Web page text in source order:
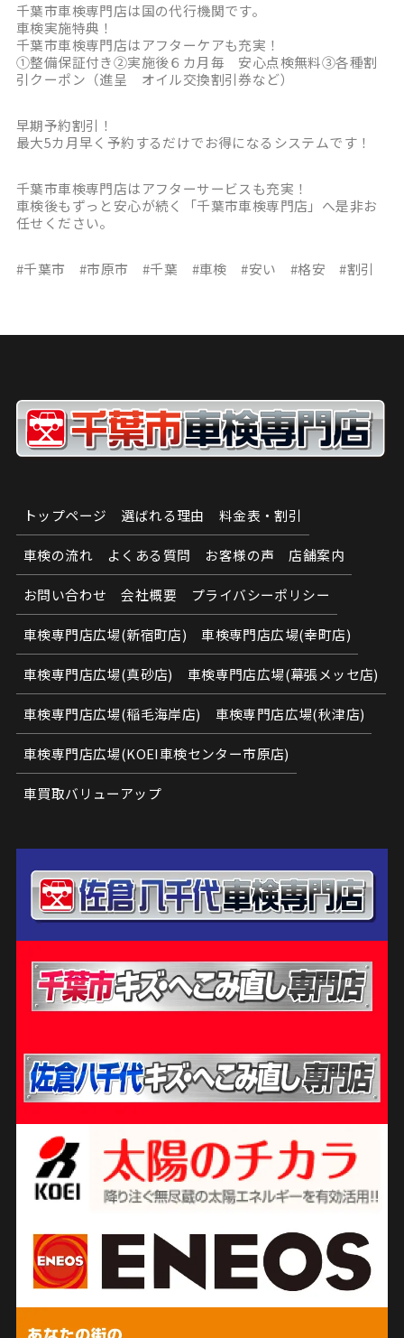
千葉市車検専門店は国の代行機関です。
車検実施特典！
千葉市車検専門店はアフターケアも充実！
①整備保証付き②実施後６カ月毎 安心点検無料③各種割
引クーポン（進呈 オイル交換割引券など）
早期予約割引！
最大5カ月早く予約するだけでお得になるシステムです！
千葉市車検専門店はアフターサービスも充実！
車検後もずっと安心が続く「千葉市車検専門店」へ是非お
任せください。
#千葉市 #市原市 #千葉 #車検 #安い #格安 #割引
トップページ 選ばれる理由 料金表・割引
車検の流れ よくある質問 お客様の声 店舗案内
お問い合わせ 会社概要 プライバシーポリシー
車検専門店広場(新宿町店) 車検専門店広場(幸町店)
車検専門店広場(真砂店) 車検専門店広場(幕張メッセ店)
車検専門店広場(稲毛海岸店) 車検専門店広場(秋津店)
車検専門店広場(KOEI車検センター市原店)
車買取バリューアップ